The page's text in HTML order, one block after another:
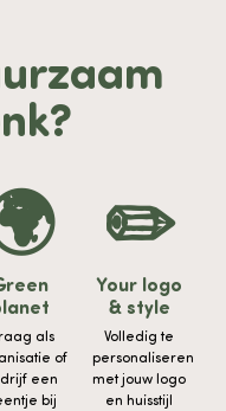
als
of
een
bij
✏️
Your logo
& style
Volledig te
personaliseren
met jouw logo
en huisstijl